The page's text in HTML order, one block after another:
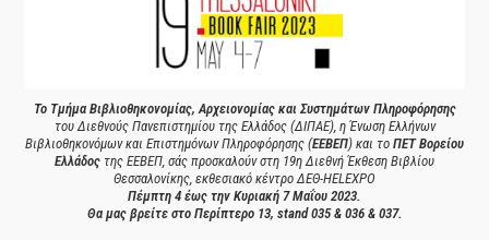
Το Τμήμα Βιβλιοθηκονομίας, Αρχειονομίας και Συστημάτων Πληροφόρησης
του Διεθνούς Πανεπιστημίου της Ελλάδος (ΔΙΠΑΕ), η Ένωση Ελλήνων
Βιβλιοθηκονόμων και Επιστημόνων Πληροφόρησης (ΕΕΒΕΠ) και το ΠΕΤ Βορείου
Ελλάδος της ΕΕΒΕΠ, σάς προσκαλούν στη 19η Διεθνή Έκθεση Βιβλίου
Θεσσαλονίκης, εκθεσιακό κέντρο ΔΕΘ-HELEXPO
Πέμπτη 4 έως την Κυριακή 7 Μαΐου 2023.
Θα μας βρείτε στο Περίπτερο 13, stand 035 & 036 & 037.